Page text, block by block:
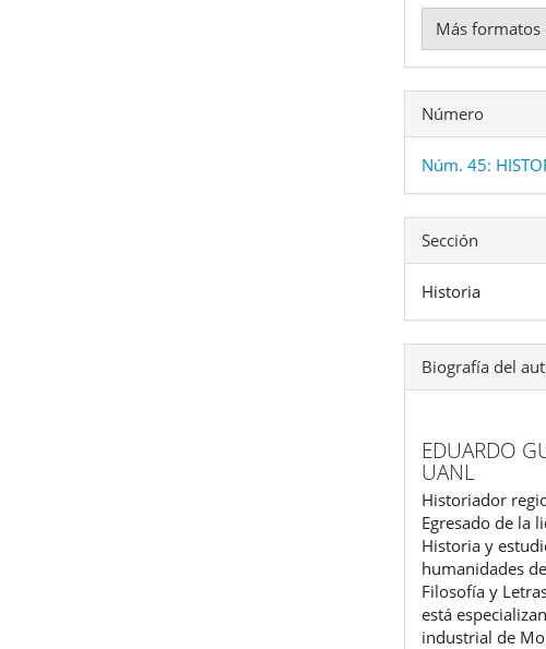
Más
Número
Núm. 45:
Sección
Historia
Biografía del
EDUARDO
UANL
Historiador
Egresado de la
Historia y
humanidades
Filosofía y
está
industrial de